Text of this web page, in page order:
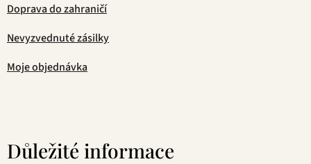
Doprava do zahraničí
Nevyzvednuté zásilky
Moje objednávka
Důležité informace